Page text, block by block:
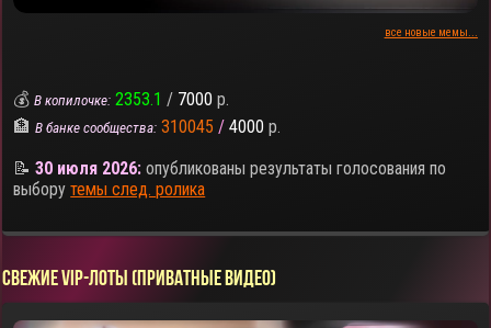
все новые мемы...
💰В копилочке: 2353.1 / 7000 р.
🏦В банке сообщества: 310045 / 4000 р.
📝30 июля 2026: опубликованы результаты голосования по
выборутемы след. ролика
СВЕЖИЕ VIP-ЛОТЫ (ПРИВАТНЫЕ ВИДЕО)